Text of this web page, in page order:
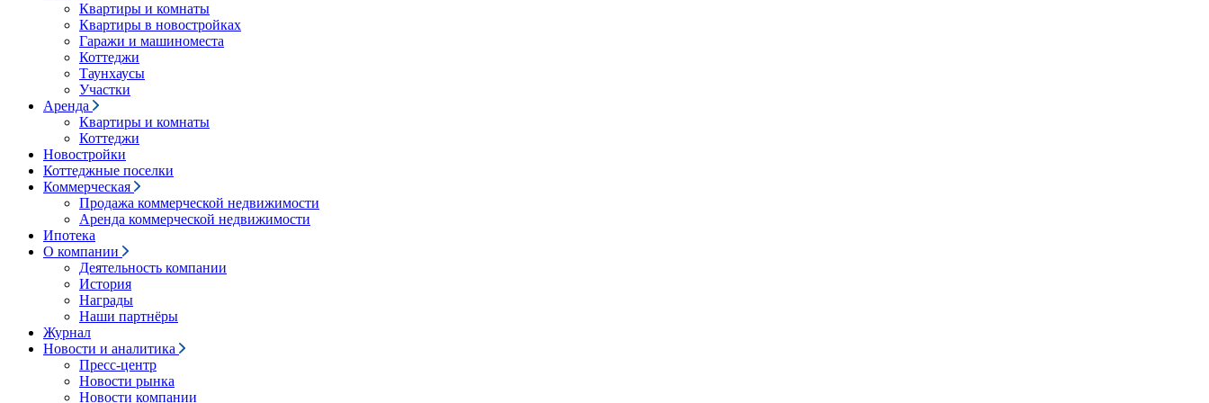
Квартиры и комнаты
Квартиры в новостройках
Гаражи и машиноместа
Коттеджи
Таунхаусы
Участки
Аренда
Квартиры и комнаты
Коттеджи
Новостройки
Коттеджные поселки
Коммерческая
Продажа коммерческой недвижимости
Аренда коммерческой недвижимости
Ипотека
О компании
Деятельность компании
История
Награды
Наши партнёры
Журнал
Новости и аналитика
Пресс-центр
Новости рынка
Новости компании